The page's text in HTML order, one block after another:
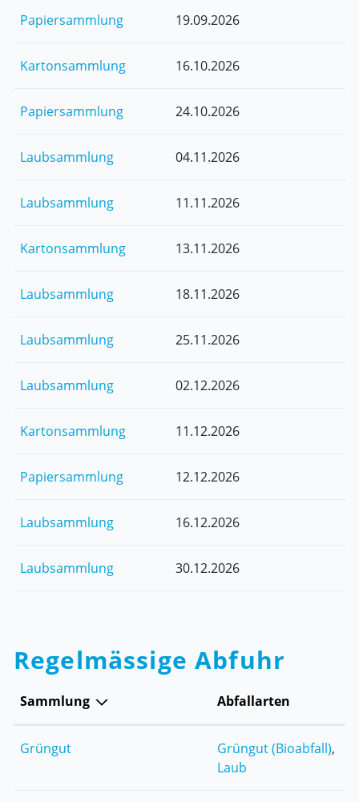
Papiersammlung 19.09.2026
Kartonsammlung 16.10.2026
Papiersammlung 24.10.2026
Laubsammlung 04.11.2026
Laubsammlung 11.11.2026
Kartonsammlung 13.11.2026
Laubsammlung 18.11.2026
Laubsammlung 25.11.2026
Laubsammlung 02.12.2026
Kartonsammlung 11.12.2026
Papiersammlung 12.12.2026
Laubsammlung 16.12.2026
Laubsammlung 30.12.2026
Regelmässige Abfuhr
Sammlung Abfallarten
Grüngut Grüngut (Bioabfall),
Laub